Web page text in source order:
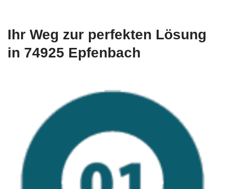
Ihr Weg zur perfekten Lösung
in 74925 Epfenbach